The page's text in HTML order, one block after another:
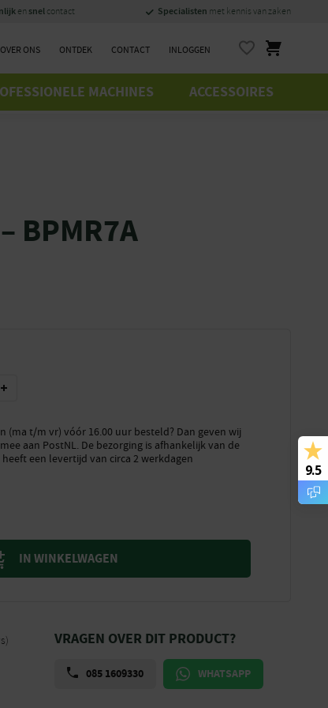
en snel contact Specialisten met kennis van zaken
OVER ONS ONTDEK CONTACT INLOGGEN
MACHINES ACCESSOIRES
BPMR7A
(ma t/m vr) vóór 16.00 uur besteld? Dan geven wij
aan PostNL. De bezorging is afhankelijk van de
een levertijd van circa 2 werkdagen
IN WINKELWAGEN
VRAGEN OVER DIT PRODUCT?
085 1609330 WHATSAPP
9.5